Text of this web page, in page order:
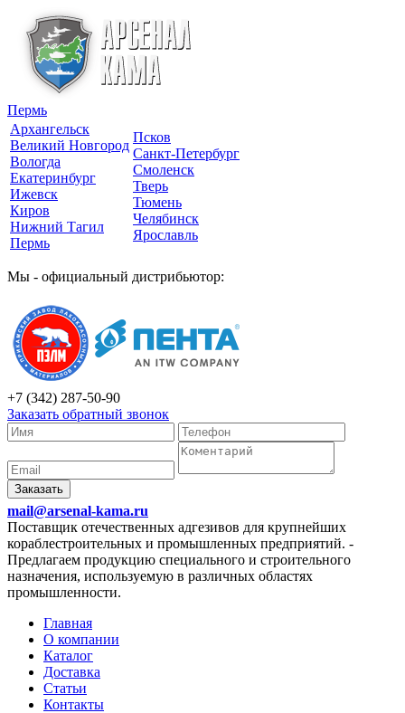
Пермь
Архангельск
Великий Новгород
Вологда
Екатеринбург
Ижевск
Киров
Нижний Тагил
Пермь
Псков
Санкт-Петербург
Смоленск
Тверь
Тюмень
Челябинск
Ярославль
Мы - официальный дистрибьютор:
+7 (342) 287-50-90
Заказать обратный звонок
Заказать
mail@arsenal-kama.ru
Поставщик отечественных адгезивов для крупнейших
кораблестроительных и промышленных предприятий. -
Предлагаем продукцию специального и строительного
назначения, используемую в различных областях
промышленности.
Главная
О компании
Каталог
Доставка
Статьи
Контакты